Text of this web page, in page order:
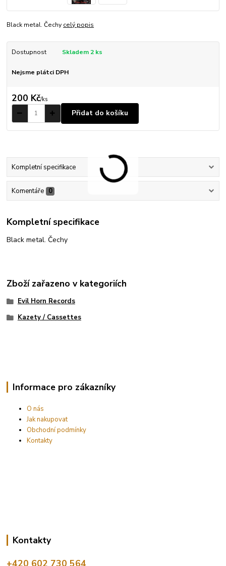
Black metal. Čechy celý popis
Dostupnost Skladem 2 ks
Nejsme plátci DPH
200 Kč/ks
Přidat do košíku
Kompletní specifikace
Komentáře 0
Kompletní specifikace
Black metal. Čechy
Zboží zařazeno v kategoriích
Evil Horn Records
Kazety / Cassettes
Informace pro zákazníky
O nás
Jak nakupovat
Obchodní podmínky
Kontakty
Kontakty
+420 602 730 564